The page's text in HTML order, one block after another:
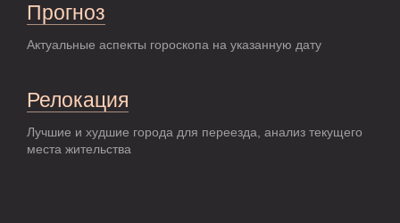
Прогноз
Актуальные аспекты гороскопа на указанную дату
Релокация
Лучшие и худшие города для переезда, анализ текущего
места жительства